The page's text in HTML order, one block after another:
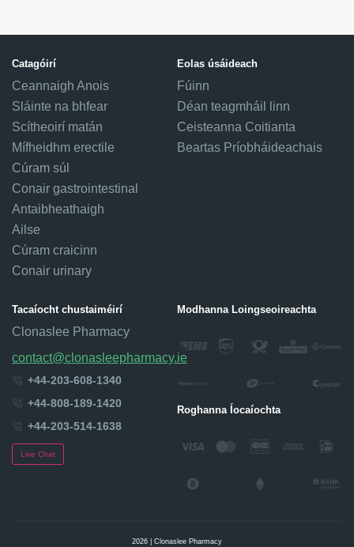
Catagóirí
Ceannaigh Anois
Sláinte na bhfear
Scítheoirí matán
Mífheidhm erectile
Cúram súl
Conair gastrointestinal
Antaibheathaigh
Ailse
Cúram craicinn
Conair urinary
Eolas úsáideach
Fúinn
Déan teagmháil linn
Ceisteanna Coitianta
Beartas Príobháideachais
Tacaíocht chustaiméirí
Clonaslee Pharmacy
contact@clonasleepharmacy.ie
+44-203-608-1340
+44-808-189-1420
+44-203-514-1638
Live Chat
Modhanna Loingseoireachta
Roghanna Íocaíochta
2026 | Clonaslee Pharmacy